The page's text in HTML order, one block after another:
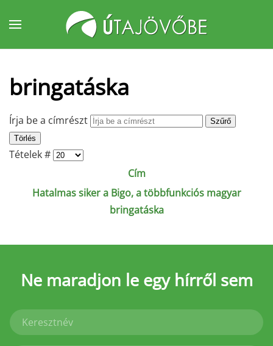
Fő tartalom átugrása
bringatáska
Írja be a címrészt
Szűrő
Törlés
Tételek #
Cím
Hatalmas siker a Bigo, a többfunkciós magyar
bringatáska
Ne maradjon le egy hírről sem